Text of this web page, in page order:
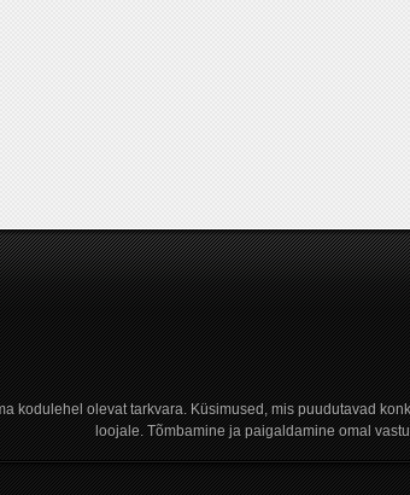
kodulehel olevat tarkvara. Küsimused, mis puudutavad
loojale. Tõmbamine ja paigaldamine omal